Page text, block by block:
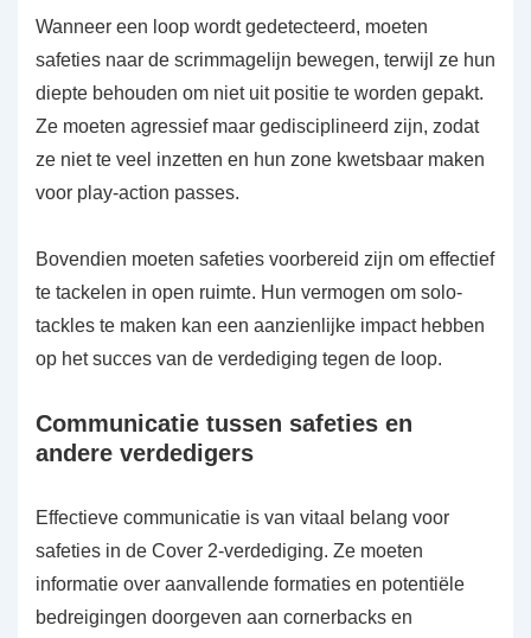
Wanneer een loop wordt gedetecteerd, moeten
safeties naar de scrimmagelijn bewegen, terwijl ze hun
diepte behouden om niet uit positie te worden gepakt.
Ze moeten agressief maar gedisciplineerd zijn, zodat
ze niet te veel inzetten en hun zone kwetsbaar maken
voor play-action passes.
Bovendien moeten safeties voorbereid zijn om effectief
te tackelen in open ruimte. Hun vermogen om solo-
tackles te maken kan een aanzienlijke impact hebben
op het succes van de verdediging tegen de loop.
Communicatie tussen safeties en
andere verdedigers
Effectieve communicatie is van vitaal belang voor
safeties in de Cover 2-verdediging. Ze moeten
informatie over aanvallende formaties en potentiële
bedreigingen doorgeven aan cornerbacks en